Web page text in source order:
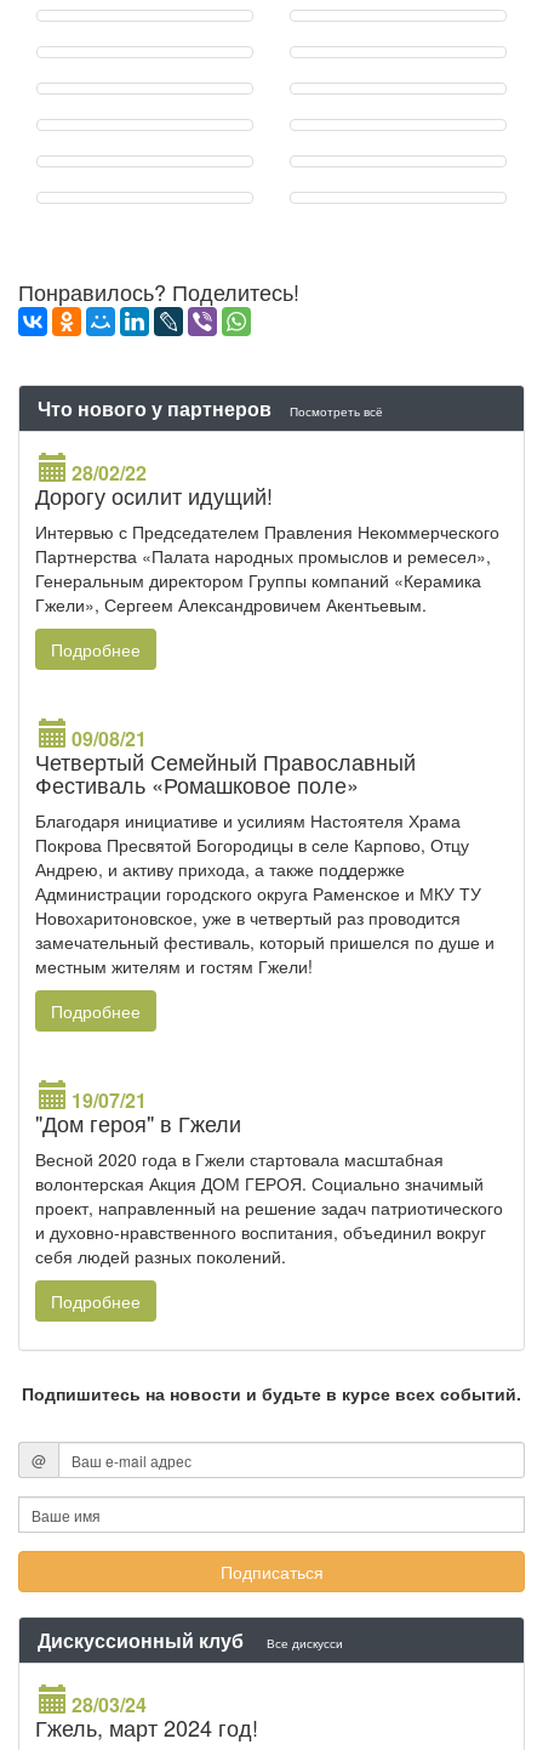
Понравилось? Поделитесь!
Что нового у партнеров Посмотреть всё
28/02/22
Дорогу осилит идущий!
Интервью с Председателем Правления Некоммерческого
Партнерства «Палата народных промыслов и ремесел»,
Генеральным директором Группы компаний «Керамика
Гжели», Сергеем Александровичем Акентьевым.
Подробнее
09/08/21
Четвертый Семейный Православный
Фестиваль «Ромашковое поле»
Благодаря инициативе и усилиям Настоятеля Храма
Покрова Пресвятой Богородицы в селе Карпово, Отцу
Андрею, и активу прихода, а также поддержке
Администрации городского округа Раменское и МКУ ТУ
Новохаритоновское, уже в четвертый раз проводится
замечательный фестиваль, который пришелся по душе и
местным жителям и гостям Гжели!
Подробнее
19/07/21
"Дом героя" в Гжели
Весной 2020 года в Гжели стартовала масштабная
волонтерская Акция ДОМ ГЕРОЯ. Социально значимый
проект, направленный на решение задач патриотического
и духовно-нравственного воспитания, объединил вокруг
себя людей разных поколений.
Подробнее
Подпишитесь на новости и будьте в курсе всех событий.
@
Дискуссионный клуб Все дискусси
28/03/24
Гжель, март 2024 год!